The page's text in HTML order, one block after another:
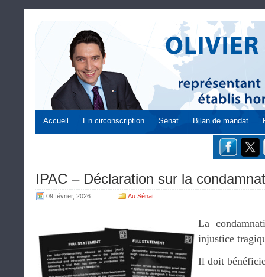
Accueil En circonscription Sénat Bilan de mandat
IPAC – Déclaration sur la
09 février, 2026 Au Sénat
La
injustice
Il doit